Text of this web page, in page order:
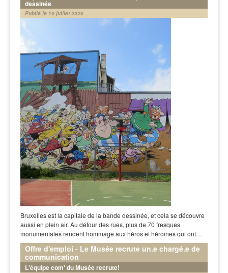
dessinée
Publié le 10 juillet 2026
Bruxelles est la capitale de la bande dessinée, et cela se découvre
aussi en plein air. Au détour des rues, plus de 70 fresques
monumentales rendent hommage aux héros et héroïnes qui ont…
Offre d'emploi - Le Musée recrute un.e chargé.e de
communication
L'équipe com' du Musée recrute!